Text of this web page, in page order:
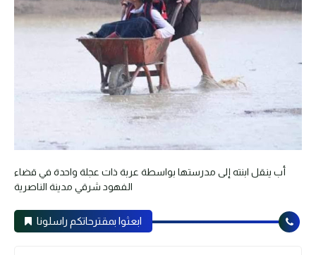
أب ينقل ابنته إلى مدرستها بواسطة عربة ذات عجلة واحدة في قضاء
الفهود شرقي مدينة الناصرية
ابعثوا بمقترحاتكم راسلونا